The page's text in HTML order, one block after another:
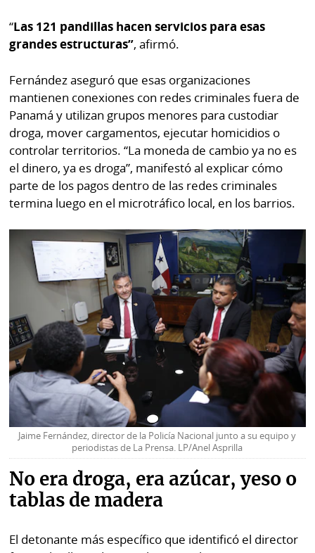
“Las 121 pandillas hacen servicios para esas
grandes estructuras”, afirmó.
Fernández aseguró que esas organizaciones
mantienen conexiones con redes criminales fuera de
Panamá y utilizan grupos menores para custodiar
droga, mover cargamentos, ejecutar homicidios o
controlar territorios. “La moneda de cambio ya no es
el dinero, ya es droga”, manifestó al explicar cómo
parte de los pagos dentro de las redes criminales
termina luego en el microtráfico local, en los barrios.
Jaime Fernández, director de la Policía Nacional junto a su equipo y
periodistas de La Prensa. LP/Anel Asprilla
No era droga, era azúcar, yeso o
tablas de madera
El detonante más específico que identificó el director